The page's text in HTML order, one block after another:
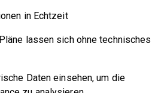
in Echtzeit
lassen sich ohne technisches
Daten einsehen, um die